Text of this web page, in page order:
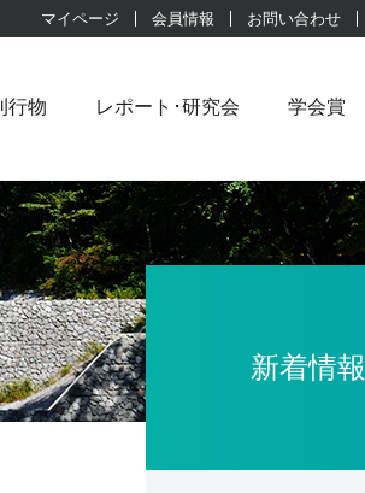
マイページ 会員情報 お問い合わせ
行物 レポート･研究会 学会賞
新着情報